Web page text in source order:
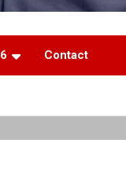
Contact